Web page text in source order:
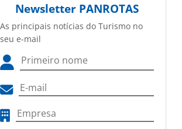
Newsletter PANROTAS
As principais notícias do Turismo no
seu e-mail